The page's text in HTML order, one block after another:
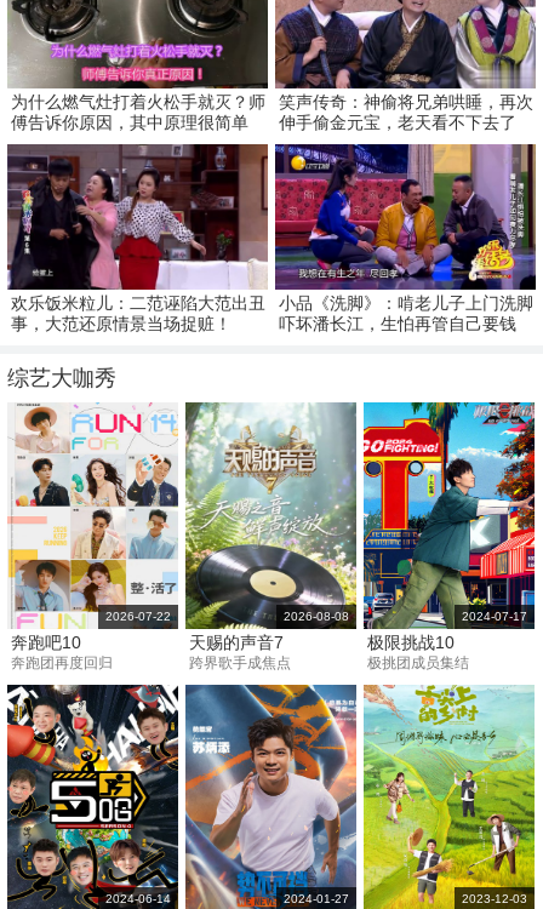
为什么燃气灶打着火松手就灭？师
傅告诉你原因，其中原理很简单
笑声传奇：神偷将兄弟哄睡，再次
伸手偷金元宝，老天看不下去了
欢乐饭米粒儿：二范诬陷大范出丑
事，大范还原情景当场捉赃！
小品《洗脚》：啃老儿子上门洗脚
吓坏潘长江，生怕再管自己要钱
综艺大咖秀
奔跑吧10
奔跑团再度回归
2026-07-22
天赐的声音7
跨界歌手成焦点
2026-08-08
极限挑战10
极挑团成员集结
2024-07-17
2024-06-14 2024-01-27 2023-12-03